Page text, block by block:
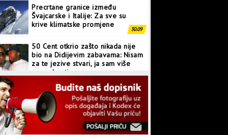
Precrtane granice između
Švajcarske i Italije: Za sve su
krive klimatske promjene
30.09
50 Cent otkrio zašto nikada nije
bio na Didijevim zabavama: Nisam
za te jezive stvari, ja sam više
normalan tip
28.09
Japanci prave superkompjuter
kakav svijet još nije vidio
27.09
Linkin Park ima novu pjesmu: